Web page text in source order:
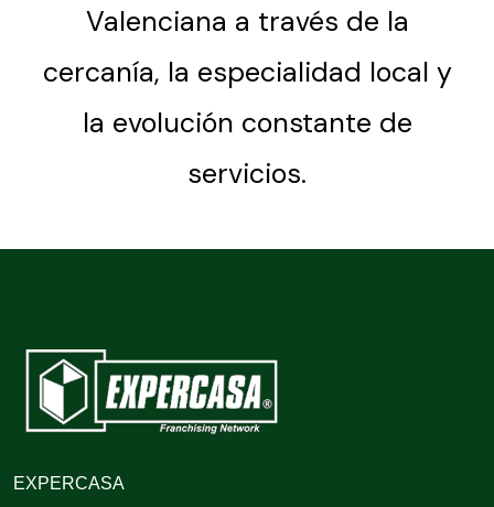
Valenciana a través de la
cercanía, la especialidad local y
la evolución constante de
servicios.
EXPERCASA